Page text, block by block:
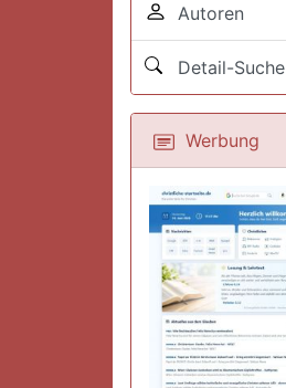
Autoren
Detail-Suche
Werbung